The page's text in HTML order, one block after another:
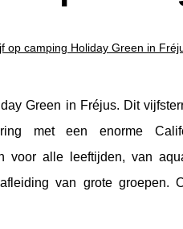
op camping Holiday Green in
Green in Fréjus. Dit
met een enorme
voor alle leeftijden, van
van grote groepen.